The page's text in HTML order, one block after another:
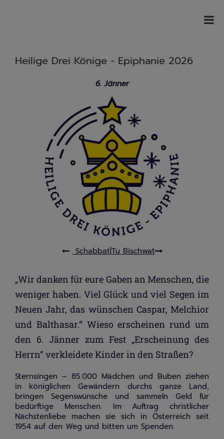
Heilige Drei Könige - Epiphanie 2026
6. Jänner
SchabbatTu Bischwat
„Wir danken für eure Gaben an Menschen, die
weniger haben. Viel Glück und viel Segen im
Neuen Jahr, das wünschen Caspar, Melchior
und Balthasar.“ Wieso erscheinen rund um
den 6. Jänner zum Fest „Erscheinung des
Herrn“ verkleidete Kinder in den Straßen?
Sternsingen – 85.000 Mädchen und Buben ziehen
in königlichen Gewändern durchs ganze Land,
bringen Segenswünsche und sammeln Geld für
bedürftige Menschen. Im Auftrag christlicher
Nächstenliebe machen sie sich in Österreich seit
1954 auf den Weg und bitten um Spenden.